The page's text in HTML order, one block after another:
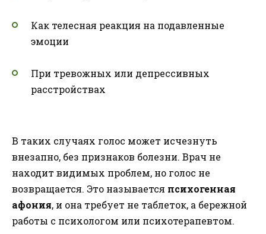
Как телесная реакция на подавленные
эмоции
При тревожных или депрессивных
расстройствах
В таких случаях голос может исчезнуть
внезапно, без признаков болезни. Врач не
находит видимых проблем, но голос не
возвращается. Это называется психогенная
афония, и она требует не таблеток, а бережной
работы с психологом или психотерапевтом.